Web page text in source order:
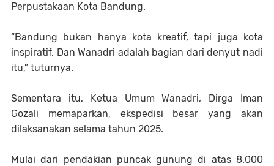
Perpustakaan Kota Bandung.
“Bandung bukan hanya kota kreatif, tapi juga kota
inspiratif. Dan Wanadri adalah bagian dari denyut nadi
itu,” tuturnya.
Sementara itu, Ketua Umum Wanadri, Dirga Iman
Gozali memaparkan, ekspedisi besar yang akan
dilaksanakan selama tahun 2025.
Mulai dari pendakian puncak gunung di atas 8.000